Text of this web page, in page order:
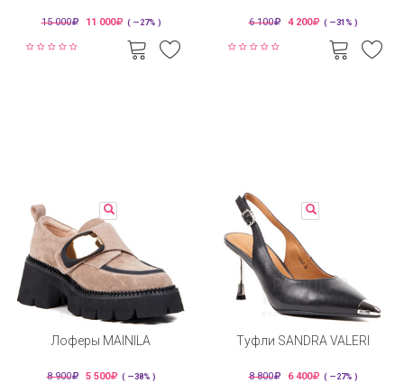
15 000 11 000 ( —27% ) 6 100 4 200 ( —31% )
Лоферы MAINILA
8 900 5 500 ( —38% )
Туфли SANDRA VALERI
8 800 6 400 ( —27% )